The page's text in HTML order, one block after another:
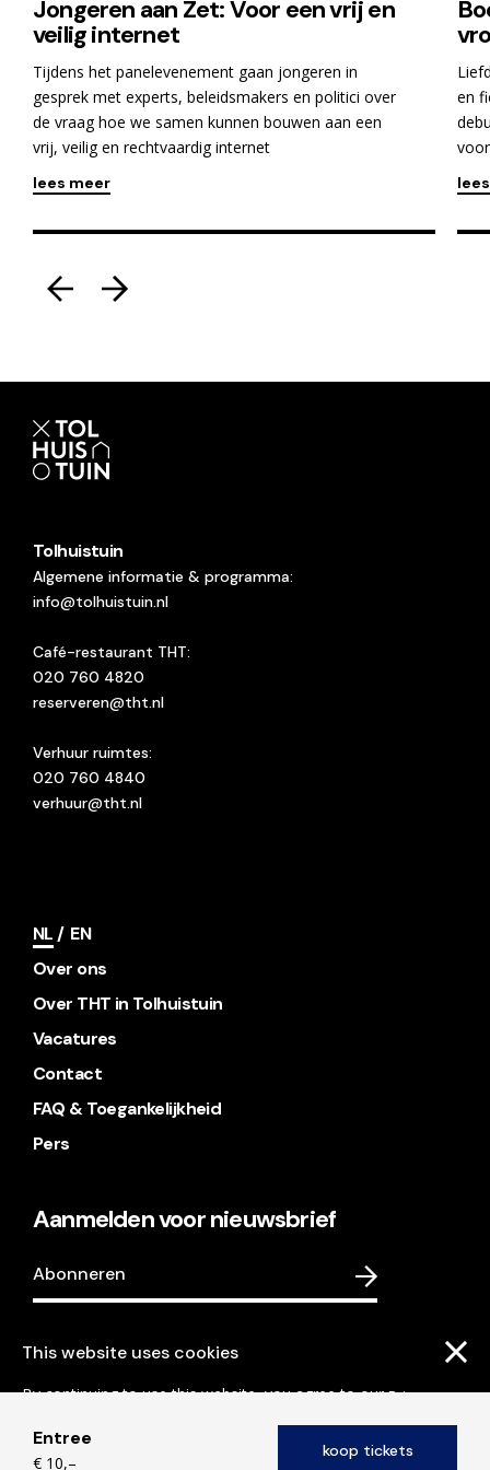
This website uses cookies
By continuing to use this website, you agree to ourPrivacy
technologies. We do not sell or share your information with
anyone else.
Jongeren aan Zet: Voor een vrij en
veilig internet
Tijdens het panelevenement gaan jongeren in
gesprek met experts, beleidsmakers en politici over
de vraag hoe we samen kunnen bouwen aan een
vrij, veilig en rechtvaardig internet
lees meer
en
Entree
€ 10,–
koop tickets
Tolhuistuin
Algemene informatie & programma:
info@tolhuistuin.nl
Café-restaurant THT:
020 760 4820
reserveren@tht.nl
Verhuur ruimtes:
020 760 4840
verhuur@tht.nl
NL
EN
Over ons
Over THT in Tolhuistuin
Vacatures
Contact
FAQ & Toegankelijkheid
Pers
Aanmelden voor nieuwsbrief
Abonneren
Privacy Policy